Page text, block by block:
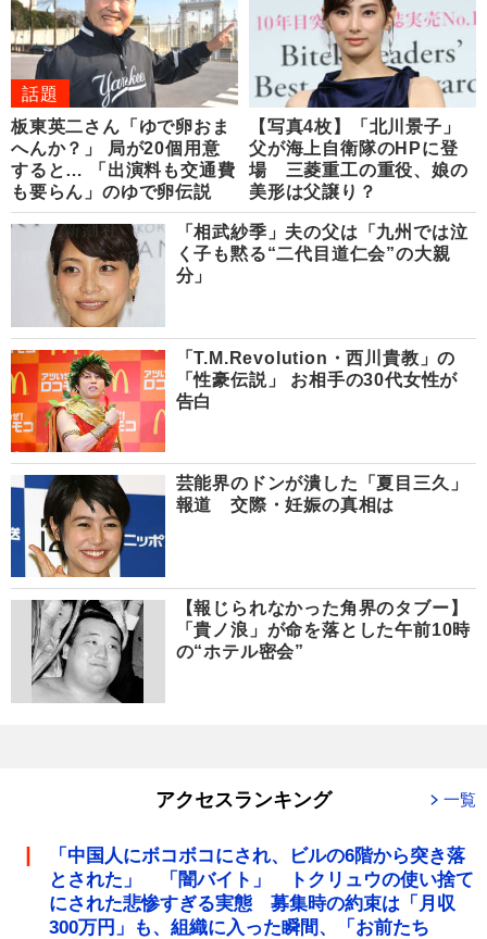
話題
板東英二さん「ゆで卵おま
へんか？」 局が20個用意
すると… 「出演料も交通費
も要らん」のゆで卵伝説
【写真4枚】「北川景子」
父が海上自衛隊のHPに登
場 三菱重工の重役、娘の
美形は父譲り？
「相武紗季」夫の父は「九州では泣
く子も黙る“二代目道仁会”の大親
分」
「T.M.Revolution・西川貴教」の
「性豪伝説」 お相手の30代女性が
告白
芸能界のドンが潰した「夏目三久」
報道 交際・妊娠の真相は
【報じられなかった角界のタブー】
「貴ノ浪」が命を落とした午前10時
の“ホテル密会”
アクセスランキング 一覧
「中国人にボコボコにされ、ビルの6階から突き落
とされた」 「闇バイト」 トクリュウの使い捨て
にされた悲惨すぎる実態 募集時の約束は「月収
300万円」も、組織に入った瞬間、「お前たち